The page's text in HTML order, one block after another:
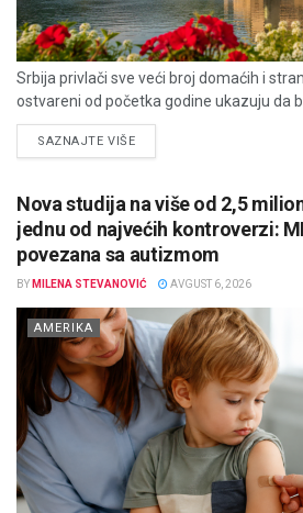
Srbija privlači sve veći broj domaćih i
ostvareni od početka godine ukazuju da bi
SAZNAJTE VIŠEDETAILS
Nova studija na više od 2,5
jednu od najvećih kontroverzi:
povezana sa autizmom
BY MILENA STEVANOVIĆ AVGUST 6, 2026
AMERIKA